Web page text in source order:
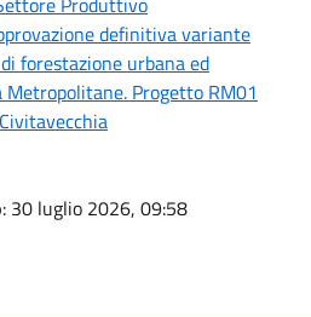
definitiva variante
forestazione urbana ed
Progetto RM01
: 30 luglio 2026, 09:58